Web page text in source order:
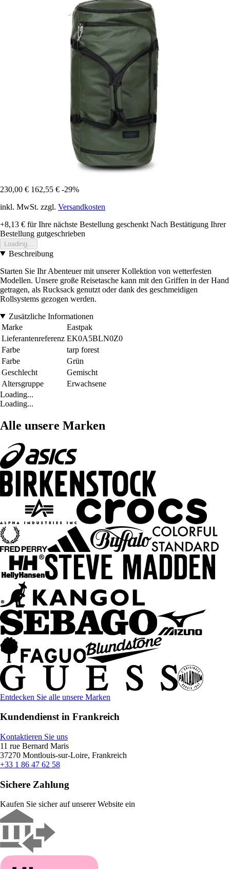
230,00 € 162,55 € -29%
inkl. MwSt. zzgl. Versandkosten
+8,13 € für Ihre nächste Bestellung geschenkt Nach Bestätigung Ihrer
Bestellung gutgeschrieben
Loading...
Beschreibung
Starten Sie Ihr Abenteuer mit unserer Kollektion von wetterfesten
Modellen. Unsere große Reisetasche kann mit den Griffen in der Hand
getragen, als Rucksack genutzt oder dank des geschmeidigen
Rollsystems gezogen werden.
Zusätzliche Informationen
Marke
Eastpak
Lieferantenreferenz EK0A5BLN0Z0
Farbe
tarp forest
Farbe
Grün
Geschlecht
Gemischt
Altersgruppe
Erwachsene
Loading...
Loading...
Alle unsere Marken
Entdecken Sie alle unsere Marken
Kundendienst in Frankreich
Kontaktieren Sie uns
11 rue Bernard Maris
37270 Montlouis-sur-Loire, Frankreich
+33 1 86 47 62 58
Sichere Zahlung
Kaufen Sie sicher auf unserer Website ein